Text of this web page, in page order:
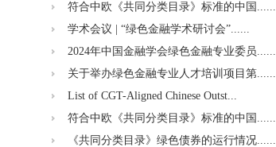
符合中欧《共同分类目录》标准的中国......
学术会议 | “绿色金融学术研讨会”......
2024年中国金融学会绿色金融专业委员......
关于举办绿色金融专业人才培训项目第......
List of CGT-Aligned Chinese Outst...
符合中欧《共同分类目录》标准的中国......
《共同分类目录》绿色债券的运行情况......